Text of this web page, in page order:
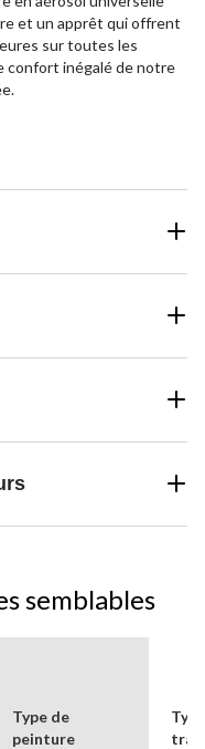
et un apprêt qui offrent
sur toutes les
confort inégalé de notre
semblables
Type de
peinture